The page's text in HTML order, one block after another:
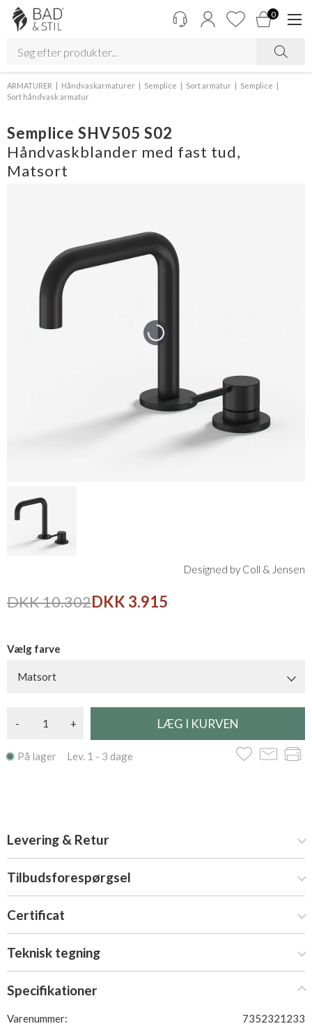
0
ARMATURER Håndvaskarmaturer Semplice Sort armatur
Semplice
Sort håndvask armatur
Semplice SHV505 S02
Håndvaskblander med fast tud,
Matsort
Designed by Coll & Jensen
DKK 10.302DKK 3.915
Vælg farve
Matsort
- +
På lager Lev. 1 - 3 dage
Levering & Retur
Tilbudsforespørgsel
Certificat
Teknisk tegning
Specifikationer
Varenummer:
7352321233